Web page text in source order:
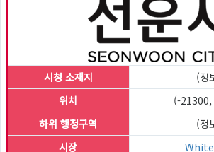
시청 소재지
(정
위치
(-
하위 행정구역
(정
시장